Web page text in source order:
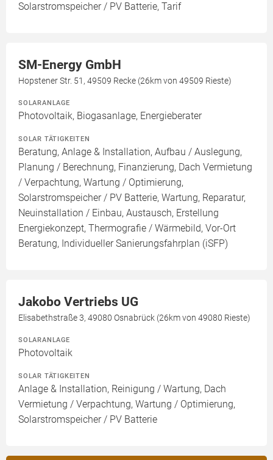
Solarstromspeicher / PV Batterie, Tarif
SM-Energy GmbH
Hopstener Str. 51, 49509 Recke (26km von 49509 Rieste)
SOLARANLAGE
Photovoltaik, Biogasanlage, Energieberater
SOLAR TÄTIGKEITEN
Beratung, Anlage & Installation, Aufbau / Auslegung,
Planung / Berechnung, Finanzierung, Dach Vermietung
/ Verpachtung, Wartung / Optimierung,
Solarstromspeicher / PV Batterie, Wartung, Reparatur,
Neuinstallation / Einbau, Austausch, Erstellung
Energiekonzept, Thermografie / Wärmebild, Vor-Ort
Beratung, Individueller Sanierungsfahrplan (iSFP)
Jakobo Vertriebs UG
Elisabethstraße 3, 49080 Osnabrück (26km von 49080 Rieste)
SOLARANLAGE
Photovoltaik
SOLAR TÄTIGKEITEN
Anlage & Installation, Reinigung / Wartung, Dach
Vermietung / Verpachtung, Wartung / Optimierung,
Solarstromspeicher / PV Batterie